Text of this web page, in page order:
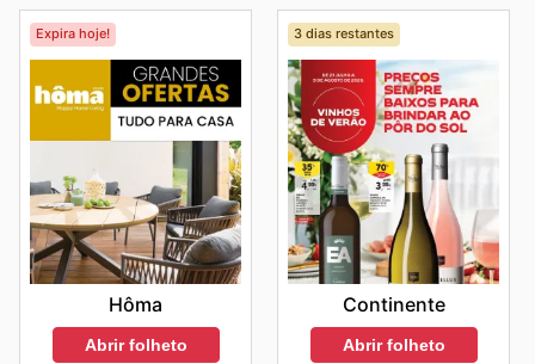
Expira hoje!
Hôma
Abrir folheto
3 dias restantes
Continente
Abrir folheto